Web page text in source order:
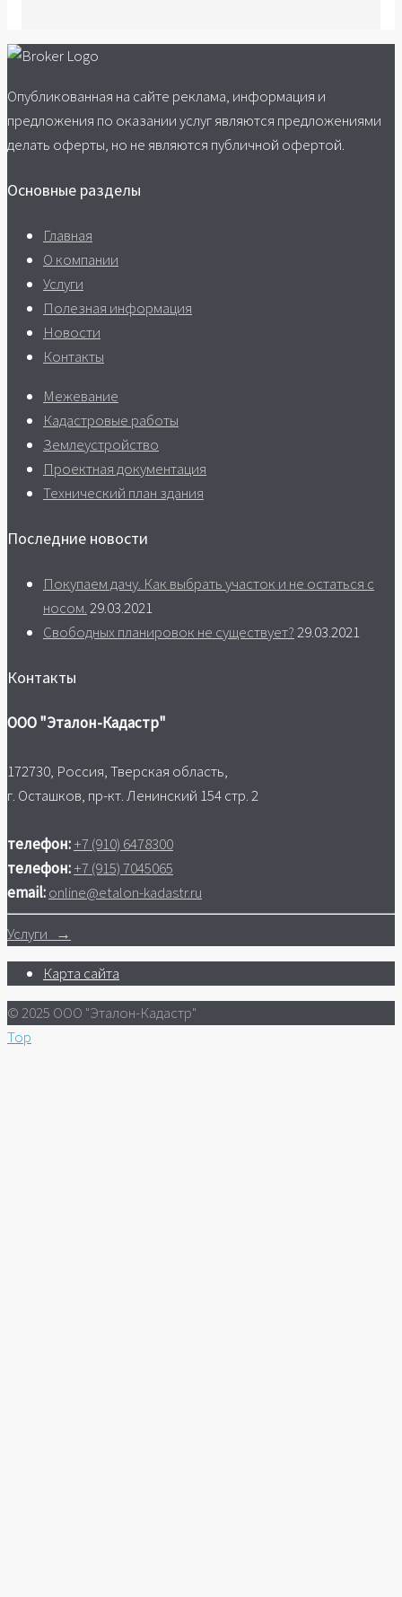
Опубликованная на сайте реклама, информация и
предложения по оказании услуг являются предложениями
делать оферты, но не являются публичной офертой.
Основные разделы
Главная
О компании
Услуги
Полезная информация
Новости
Контакты
Межевание
Кадастровые работы
Землеустройство
Проектная документация
Технический план здания
Последние новости
Покупаем дачу. Как выбрать участок и не остаться с
носом.29.03.2021
Свободных планировок не существует?29.03.2021
Контакты
ООО "Эталон-Кадастр"
172730, Россия, Тверская область,
г. Осташков, пр-кт. Ленинский 154 стр. 2
телефон:+7 (910) 6478300
телефон:+7 (915) 7045065
email:online@etalon-kadastr.ru
Услуги →
Карта сайта
© 2025 ООО "Эталон-Кадастр"
Top